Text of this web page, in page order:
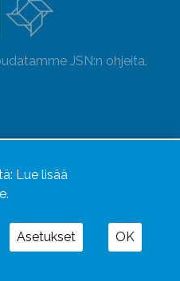
JSN:n ohjeita.
Lue lisää
Asetukset OK